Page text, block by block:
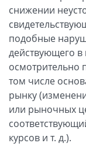
снижении
подобные
действующего
осмотрительно
том числе
рынку
или рыночных
курсов и т. д.).